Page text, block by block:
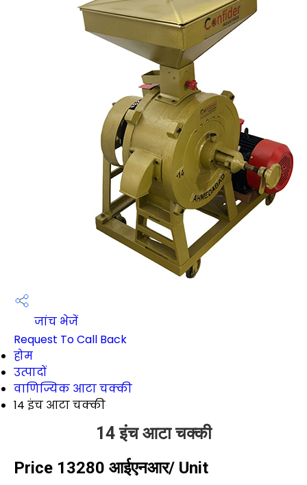
जांच भेजें
Request To Call Back
होम
उत्पादों
वाणिज्यिक आटा चक्की
14 इंच आटा चक्की
14 इंच आटा चक्की
Price 13280 आईएनआर/ Unit